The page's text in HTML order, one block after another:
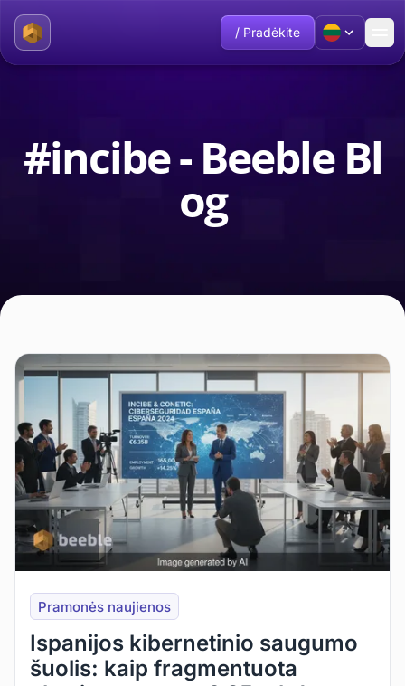
/ Pradėkite
#incibe - Beeble Bl
og
Pramonės naujienos
Ispanijos kibernetinio saugumo
šuolis: kaip fragmentuota